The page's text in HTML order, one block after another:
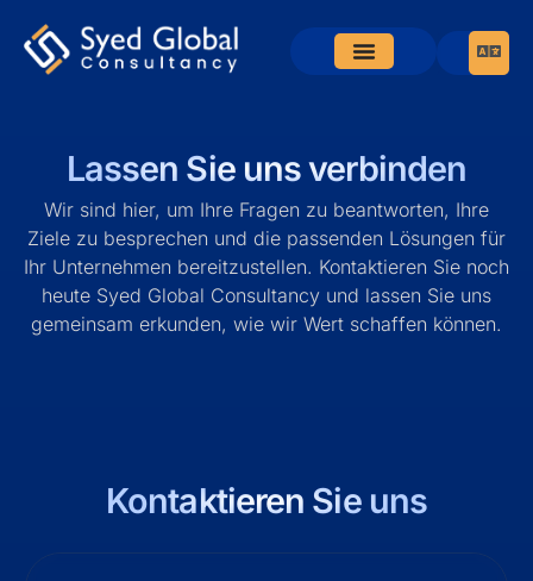
Lassen Sie uns verbinden
Wir sind hier, um Ihre Fragen zu beantworten, Ihre
Ziele zu besprechen und die passenden Lösungen für
Ihr Unternehmen bereitzustellen. Kontaktieren Sie noch
heute Syed Global Consultancy und lassen Sie uns
gemeinsam erkunden, wie wir Wert schaffen können.
Kontaktieren Sie uns